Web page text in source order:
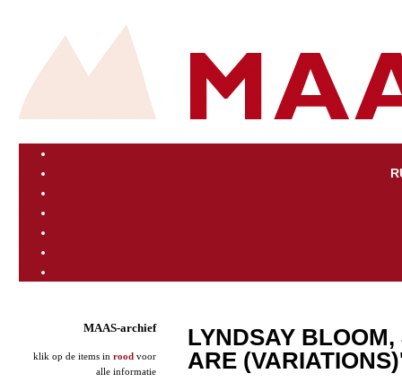
MAAS-archief
klik op de items in rood voor
alle informatie
LYNDSAY
ARE